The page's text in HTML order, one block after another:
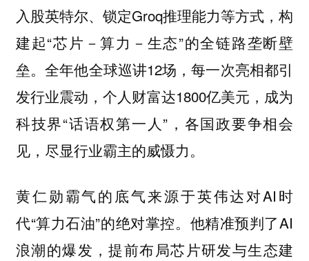
入股英特尔、锁定Groq推理能力等方式，构
建起“芯片－算力－生态”的全链路垄断壁
垒。全年他全球巡讲12场，每一次亮相都引
发行业震动，个人财富达1800亿美元，成为
科技界“话语权第一人”，各国政要争相会
见，尽显行业霸主的威慑力。
黄仁勋霸气的底气来源于英伟达对AI时
代“算力石油”的绝对掌控。他精准预判了AI
浪潮的爆发，提前布局芯片研发与生态建